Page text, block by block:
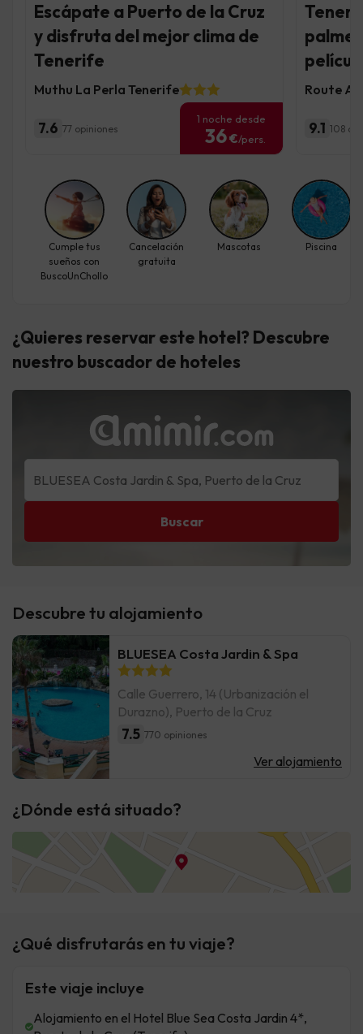
Descubre tu alojamiento
BLUESEA Costa Jardin & Spa
Calle Guerrero, 14 (Urbanización el
Durazno), Puerto de la Cruz
7.5 770 opiniones
Ver alojamiento
¿Dónde está situado?
¿Qué disfrutarás en tu viaje?
Este viaje incluye
Alojamiento en el Hotel Blue Sea Costa Jardin 4*,
Escápate a Puerto de la Cruz
y disfruta del mejor clima de
Tenerife
Muthu La Perla Tenerife
7.6 77 opiniones
1 noche desde
36€/pers.
Route
9.1 108
Cumple tus
sueños con
BuscoUnChollo
Cancelación
gratuita
Mascotas Piscina
¿Quieres reservar este hotel? Descubre
nuestro buscador de hoteles
Buscar